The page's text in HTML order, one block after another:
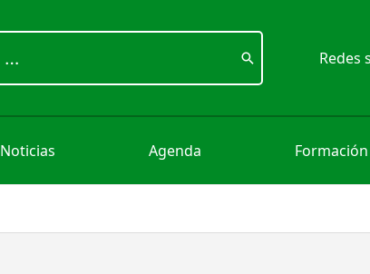
Redes
Noticias Agenda Formación